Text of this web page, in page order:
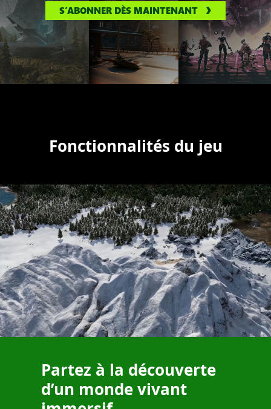
S’ABONNER DÈS MAINTENANT
Fonctionnalités du jeu
Partez à la découverte
d’un monde vivant